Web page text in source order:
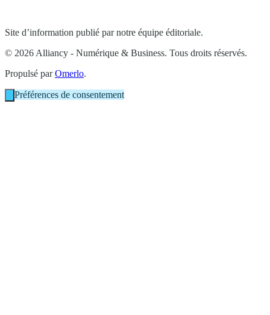
Site d’information publié par notre équipe éditoriale.
© 2026 Alliancy - Numérique & Business. Tous droits réservés.
Propulsé parOmerlo.
Préférences de consentement